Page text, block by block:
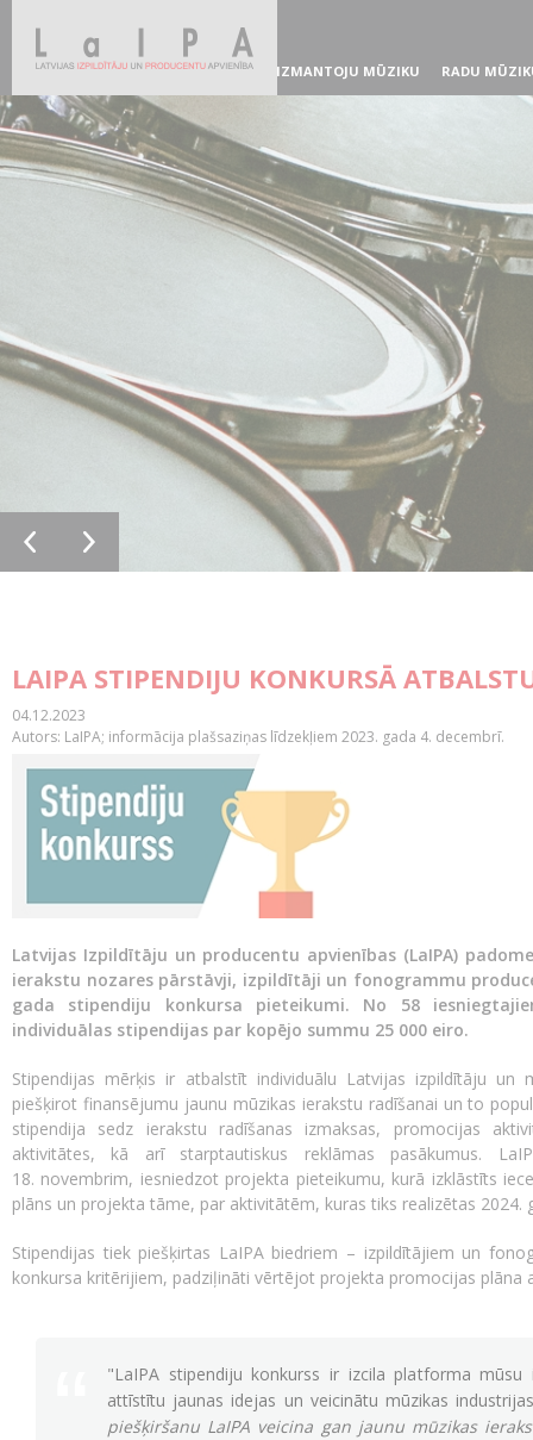
IZMANTOJU MŪZIKU RADU
LAIPA STIPENDIJU KONKURSĀ
04.12.2023
Autors: LaIPA; informācija plašsaziņas līdzekļiem 2023. gada 4. decembrī.
Latvijas Izpildītāju un producentu apvienības (LaIPA)
ierakstu nozares pārstāvji, izpildītāji un fonogrammu
gada stipendiju konkursa pieteikumi. No 58
individuālas stipendijas par kopējo summu 25 000 eiro.
Stipendijas mērķis ir atbalstīt individuālu Latvijas izpildītāju un
piešķirot finansējumu jaunu mūzikas ierakstu radīšanai un to
stipendija sedz ierakstu radīšanas izmaksas, promocijas
aktivitātes, kā arī starptautiskus reklāmas pasākumus.
18. novembrim, iesniedzot projekta pieteikumu, kurā izklāstīts
plāns un projekta tāme, par aktivitātēm, kuras tiks realizētas 2024.
Stipendijas tiek piešķirtas LaIPA biedriem – izpildītājiem un
konkursa kritērijiem, padziļināti vērtējot projekta promocijas plāna
"LaIPA stipendiju konkurss ir izcila platforma
attīstītu jaunas idejas un veicinātu mūzikas
piešķiršanu LaIPA veicina gan jaunu mūzikas